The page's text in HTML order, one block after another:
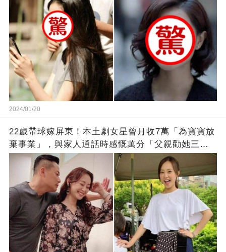
2024/01/20
22歲帶球嫁屏東！本土劇女星曾月收7萬「為寶寶放
棄事業」，與家人通話時感慨萬分「父親勸她三
思」：只有過一次眼淚